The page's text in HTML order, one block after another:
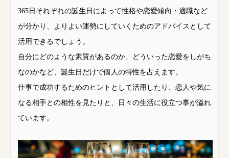
365日それぞれの誕生日によって性格や恋愛傾向・適職など
が分かり、よりよい運勢にしていくためのアドバイスとして
活用できるでしょう。
自分にどのような素質があるのか、どういった恋愛をしがち
なのかなど、誕生日だけで個人の特性を占えます。
仕事で成功するためのヒントとして活用したり、恋人や気に
なる相手との相性を見たりと、日々の生活に役立つ事が溢れ
ています。